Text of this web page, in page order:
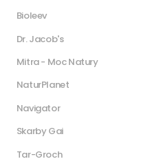
Bioleev
Dr. Jacob's
Mitra - Moc Natury
NaturPlanet
Navigator
Skarby Gai
Tar-Groch